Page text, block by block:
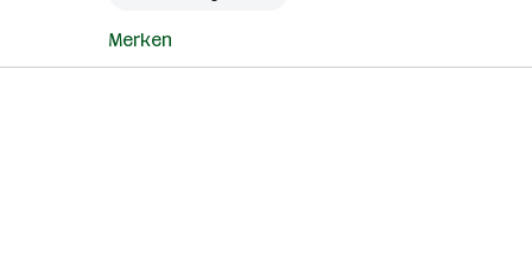
Merken